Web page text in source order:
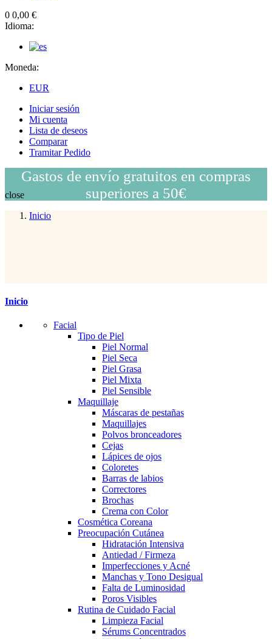
0 0,00 €
Idioma:
Moneda:
EUR
Iniciar sesión
Mi cuenta
Lista de deseos
Comparar
Tramitar Pedido
Gastos de envío gratuitos en compras
superiores a 50€
close
Inicio
Inicio
Facial
Tipo de Piel
Piel Normal
Piel Seca
Piel Grasa
Piel Mixta
Piel Sensible
Maquillaje
Máscaras de pestañas
Maquillajes
Polvos bronceadores
Cejas
Lápices de ojos
Coloretes
Barras de labios
Correctores
Brochas
Crema con Color
Cosmética Coreana
Preocupación Cutánea
Hidratación Intensiva
Antiedad / Firmeza
Imperfecciones y Acné
Manchas y Tono Desigual
Falta de Luminosidad
Poros Visibles
Rutina de Cuidado Facial
Limpieza Facial
Sérums Concentrados